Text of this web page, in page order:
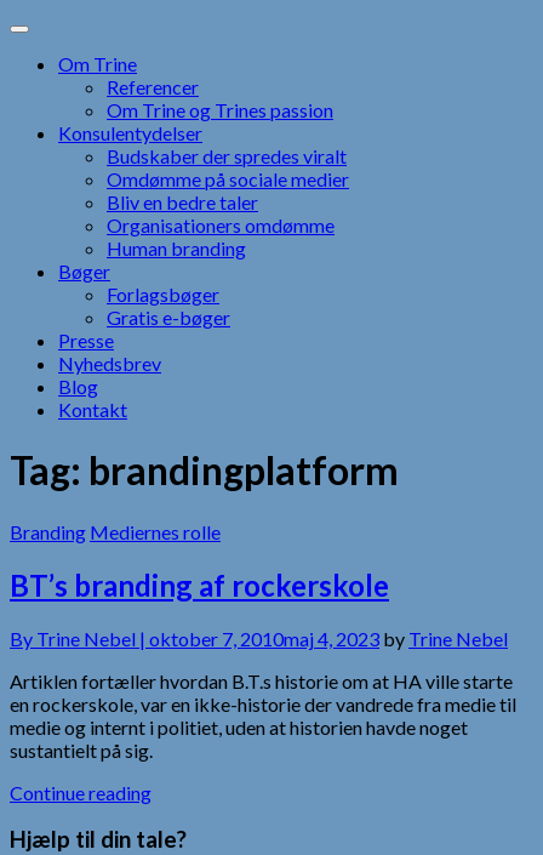
Skip
contentOm Trine
Referencer
Om Trine og Trines passion
Konsulentydelser
Budskaber der spredes viralt
Omdømme på sociale medier
Bliv en bedre taler
Organisationers omdømme
Human branding
Bøger
Forlagsbøger
Gratis e-bøger
Presse
Nyhedsbrev
Blog
Kontakt
Tag: brandingplatform
Branding Mediernes rolle
BT’s branding af rockerskole
By Trine Nebel | oktober 7, 2010maj 4, 2023 by Trine Nebel
Artiklen fortæller hvordan B.T.s historie om at HA ville starte
en rockerskole, var en ikke-historie der vandrede fra medie til
medie og internt i politiet, uden at historien havde noget
sustantielt på sig.
Continue reading
Hjælp til din tale?